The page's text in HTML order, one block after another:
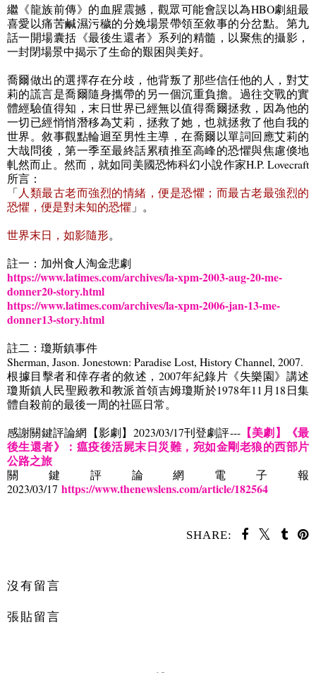
繼《龍族前傳》的血腥震撼，觀眾可能會誤以為HBO劇組最
喜愛以痛苦鹹濕污穢的分娩場景帶領至敘事的分岔點。第九
話一開場囊括《最後生還者》系列的精髓，以聚焦的攝影，
一封閉場景中揭示了生命的艱困與美好。
喬爾做出的選擇存在分歧，他背叛了那些信任他的人，對艾
莉的謊言是喬爾隨身攜帶的另一個沉重負擔。過往交戰的實
體經驗值得知，末日世界已經無以值得喬爾拯救，因為他的
一切已經悄悄潛移為艾莉，拯救了她，也就拯救了他自我的
世界。敘事觀點輪迴至男性主導，在喬爾以單詞回應艾莉的
大哉問後，第一季至最終話累積推至高峰的恐懼與焦慮倏地
軋然而止。然而，就如同美國恐怖科幻小說作家H.P. Lovecraft
所言：
「人類最古老而強烈的情緒，便是恐懼；而最古老最強烈的
恐懼，便是對未知的恐懼 」。
世界末日，如影隨形。
註一：加州食人淘金悲劇
https://www.latimes.com/archives/la-xpm-2003-aug-20-me-
donner20-story.html
https://www.latimes.com/archives/la-xpm-2006-jan-13-me-
donner13-story.html
註二：瓊斯鎮事件
Sherman, Jason. Jonestown: Paradise Lost, History Channel, 2007.
根據目擊者和倖存者的敘述， 2007年紀錄片《失樂園》講述
瓊斯鎮人民聖殿教和教派首領吉姆瓊斯於1978年11 月 18日集
體自殺前的最後一周的社區日常。
感謝關鍵評論網【影劇】 2023/03/17刊登劇評---【美劇】《最
後生還者》：瘟疫後活屍末日災難，宛如金剛老狼的西部片
公路之旅
關鍵評論網電子報
2023/03/17 https://www.thenewslens.com/article/182564
SHARE:
沒有留言
張貼留言